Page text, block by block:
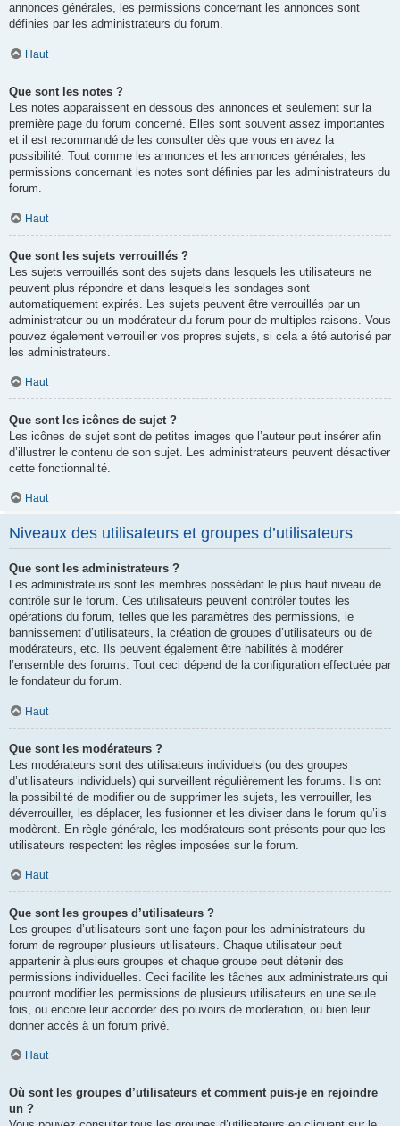
annonces générales, les permissions concernant les annonces sont
définies par les administrateurs du forum.
Haut
Que sont les notes ?
Les notes apparaissent en dessous des annonces et seulement sur la
première page du forum concerné. Elles sont souvent assez importantes
et il est recommandé de les consulter dès que vous en avez la
possibilité. Tout comme les annonces et les annonces générales, les
permissions concernant les notes sont définies par les administrateurs du
forum.
Haut
Que sont les sujets verrouillés ?
Les sujets verrouillés sont des sujets dans lesquels les utilisateurs ne
peuvent plus répondre et dans lesquels les sondages sont
automatiquement expirés. Les sujets peuvent être verrouillés par un
administrateur ou un modérateur du forum pour de multiples raisons. Vous
pouvez également verrouiller vos propres sujets, si cela a été autorisé par
les administrateurs.
Haut
Que sont les icônes de sujet ?
Les icônes de sujet sont de petites images que l’auteur peut insérer afin
d’illustrer le contenu de son sujet. Les administrateurs peuvent désactiver
cette fonctionnalité.
Haut
Niveaux des utilisateurs et groupes d’utilisateurs
Que sont les administrateurs ?
Les administrateurs sont les membres possédant le plus haut niveau de
contrôle sur le forum. Ces utilisateurs peuvent contrôler toutes les
opérations du forum, telles que les paramètres des permissions, le
bannissement d’utilisateurs, la création de groupes d’utilisateurs ou de
modérateurs, etc. Ils peuvent également être habilités à modérer
l’ensemble des forums. Tout ceci dépend de la configuration effectuée par
le fondateur du forum.
Haut
Que sont les modérateurs ?
Les modérateurs sont des utilisateurs individuels (ou des groupes
d’utilisateurs individuels) qui surveillent régulièrement les forums. Ils ont
la possibilité de modifier ou de supprimer les sujets, les verrouiller, les
déverrouiller, les déplacer, les fusionner et les diviser dans le forum qu’ils
modèrent. En règle générale, les modérateurs sont présents pour que les
utilisateurs respectent les règles imposées sur le forum.
Haut
Que sont les groupes d’utilisateurs ?
Les groupes d’utilisateurs sont une façon pour les administrateurs du
forum de regrouper plusieurs utilisateurs. Chaque utilisateur peut
appartenir à plusieurs groupes et chaque groupe peut détenir des
permissions individuelles. Ceci facilite les tâches aux administrateurs qui
pourront modifier les permissions de plusieurs utilisateurs en une seule
fois, ou encore leur accorder des pouvoirs de modération, ou bien leur
donner accès à un forum privé.
Haut
Où sont les groupes d’utilisateurs et comment puis-je en rejoindre
un ?